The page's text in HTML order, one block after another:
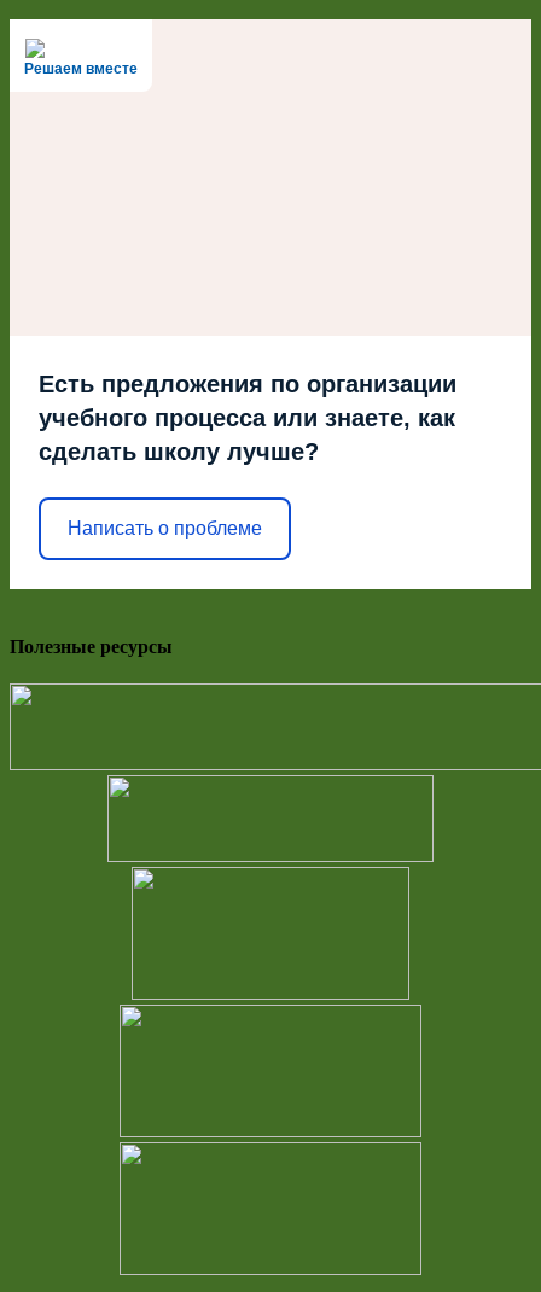
Решаем вместе
Есть предложения по организации
учебного процесса или знаете, как
сделать школу лучше?
Написать о проблеме
Полезные ресурсы